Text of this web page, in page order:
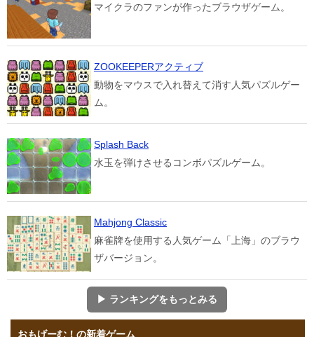
マイクラのファンが作ったブラウザゲーム。
ZOOKEEPERアクティブ
動物をマウスで入れ替えて消す人気パズルゲー
ム。
Splash Back
水玉を弾けさせるコンボパズルゲーム。
Mahjong Classic
麻雀牌を使用する人気ゲーム「上海」のブラウ
ザバージョン。
▶ ランキングをもっとみる
おもげーむ！の新着ゲーム